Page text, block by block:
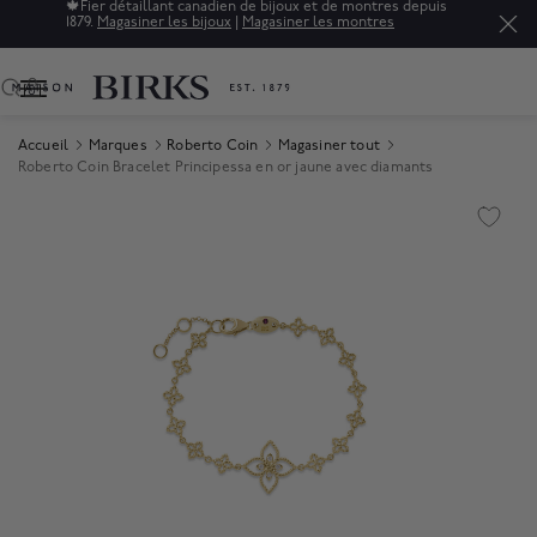
🍁 Fier détaillant canadien de bijoux et de montres depuis
1879. Magasiner les bijoux Magasiner les montres
0
Accueil Marques Roberto Coin
Magasiner tout
Roberto Coin Bracelet Principessa en or jaune avec diamants